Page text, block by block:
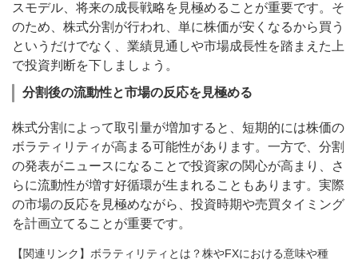
スモデル、将来の成長戦略を見極めることが重要です。そ
のため、株式分割が行われ、単に株価が安くなるから買う
というだけでなく、業績見通しや市場成長性を踏まえた上
で投資判断を下しましょう。
分割後の流動性と市場の反応を見極める
株式分割によって取引量が増加すると、短期的には株価の
ボラティリティが高まる可能性があります。一方で、分割
の発表がニュースになることで投資家の関心が高まり、さ
らに流動性が増す好循環が生まれることもあります。実際
の市場の反応を見極めながら、投資時期や売買タイミング
を計画立てることが重要です。
【関連リンク】ボラティリティとは？株やFXにおける意味や種